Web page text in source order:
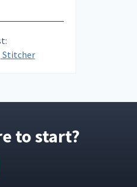
Stitcher
to start?